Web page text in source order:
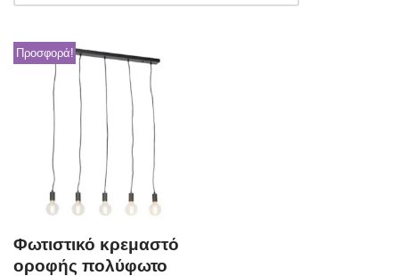
Προσφορά!
Φωτιστικό κρεμαστό
οροφής πολύφωτο